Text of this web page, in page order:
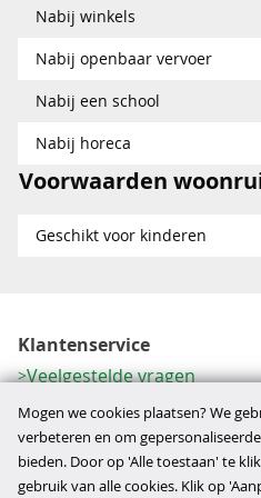
Nabij winkels
Nabij openbaar vervoer
Nabij een school
Nabij horeca
Voorwaarden
Geschikt voor kinderen
Klantenservice
Veelgestelde vragen
Contactformulier
Herroeping
Over ons
Mogen we cookies plaatsen? We
verbeteren en om
bieden. Door op 'Alle toestaan' te
gebruik van alle cookies. Klik op